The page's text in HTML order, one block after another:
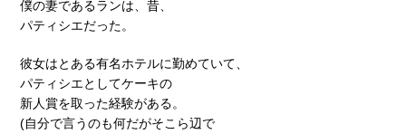
僕の妻であるランは、昔、
パティシエだった。
彼女はとある有名ホテルに勤めていて、
パティシエとしてケーキの
新人賞を取った経験がある。
(自分で言うのも何だがそこら辺で